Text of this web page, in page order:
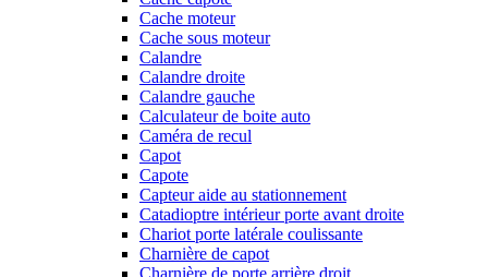
Cache moteur
Cache sous moteur
Calandre
Calandre droite
Calandre gauche
Calculateur de boite auto
Caméra de recul
Capot
Capote
Capteur aide au stationnement
Catadioptre intérieur porte avant droite
Chariot porte latérale coulissante
Charnière de capot
Charnière de porte arrière droit